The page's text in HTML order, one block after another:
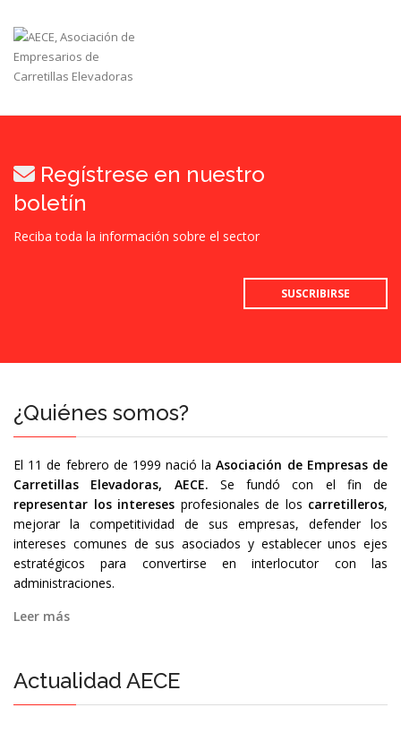
Regístrese en nuestro
boletín
Reciba toda la información sobre el sector
SUSCRIBIRSE
¿Quiénes somos?
El 11 de febrero de 1999 nació laAsociación de Empresas de
Carretillas Elevadoras, AECE. Se fundó con el fin de
representar los intereses profesionales de los carretilleros,
mejorar la competitividad de sus empresas, defender los
intereses comunes de sus asociados y establecer unos ejes
estratégicos para convertirse en interlocutor con las
administraciones.
Leer más
Actualidad AECE